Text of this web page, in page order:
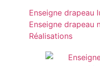
Enseigne drapeau
Enseigne drapeau
Réalisations